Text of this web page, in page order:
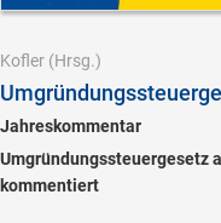
Kofler (Hrsg.)
Jahreskommentar
Umgründungssteuergesetz
kommentiert